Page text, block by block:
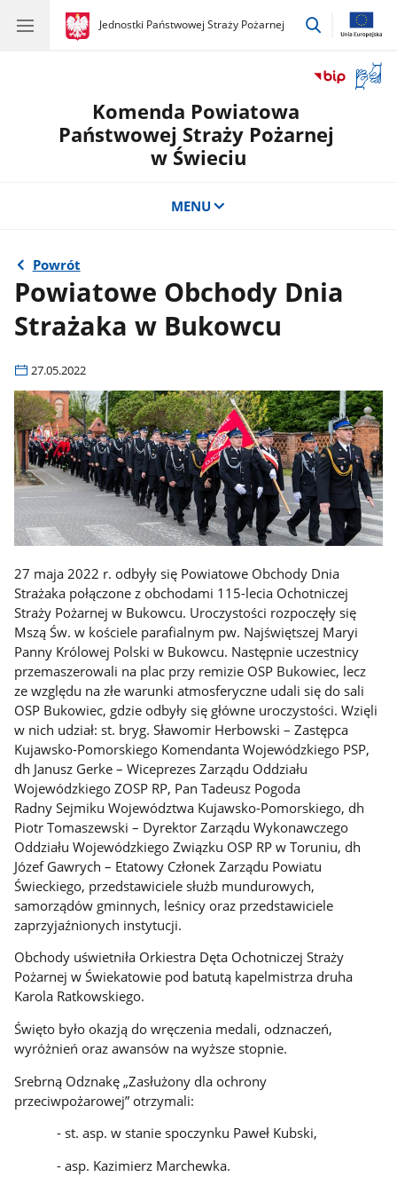
gov.pl
Jednostki Państwowej Straży Pożarnej
gov.pl
Jednostki
przejdź
okno
Komenda Powiatowa
Państwowej Straży Pożarnej
w Świeciu
MENU
Powrót
Powiatowe Obchody Dnia
Strażaka w Bukowcu
27.05.2022
27 maja 2022 r. odbyły się Powiatowe Obchody Dnia
Strażaka połączone z obchodami 115-lecia Ochotniczej
Straży Pożarnej w Bukowcu. Uroczystości rozpoczęły się
Mszą Św. w kościele parafialnym pw. Najświętszej Maryi
Panny Królowej Polski w Bukowcu. Następnie uczestnicy
przemaszerowali na plac przy remizie OSP Bukowiec, lecz
ze względu na złe warunki atmosferyczne udali się do sali
OSP Bukowiec, gdzie odbyły się główne uroczystości. Wzięli
w nich udział: st. bryg. Sławomir Herbowski – Zastępca
Kujawsko-Pomorskiego Komendanta Wojewódzkiego PSP,
dh Janusz Gerke – Wiceprezes Zarządu Oddziału
Wojewódzkiego ZOSP RP, Pan Tadeusz Pogoda
Radny Sejmiku Województwa Kujawsko-Pomorskiego, dh
Piotr Tomaszewski – Dyrektor Zarządu Wykonawczego
Oddziału Wojewódzkiego Związku OSP RP w Toruniu, dh
Józef Gawrych – Etatowy Członek Zarządu Powiatu
Świeckiego, przedstawiciele służb mundurowych,
samorządów gminnych, leśnicy oraz przedstawiciele
zaprzyjaźnionych instytucji.
Obchody uświetniła Orkiestra Dęta Ochotniczej Straży
Pożarnej w Świekatowie pod batutą kapelmistrza druha
Karola Ratkowskiego.
Święto było okazją do wręczenia medali, odznaczeń,
wyróżnień oraz awansów na wyższe stopnie.
Srebrną Odznakę „Zasłużony dla ochrony
przeciwpożarowej” otrzymali:
- st. asp. w stanie spoczynku Paweł Kubski,
- asp. Kazimierz Marchewka.